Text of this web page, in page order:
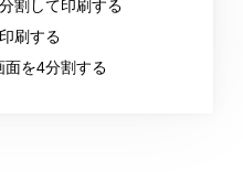
割して印刷する
刷する
面を4分割する